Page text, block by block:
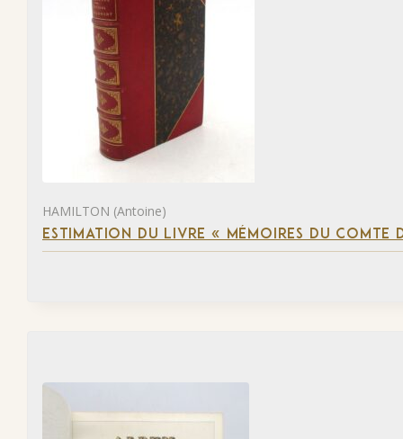
HAMILTON (Antoine)
ESTIMATION DU LIVRE « MÉMOIRES DU COMTE